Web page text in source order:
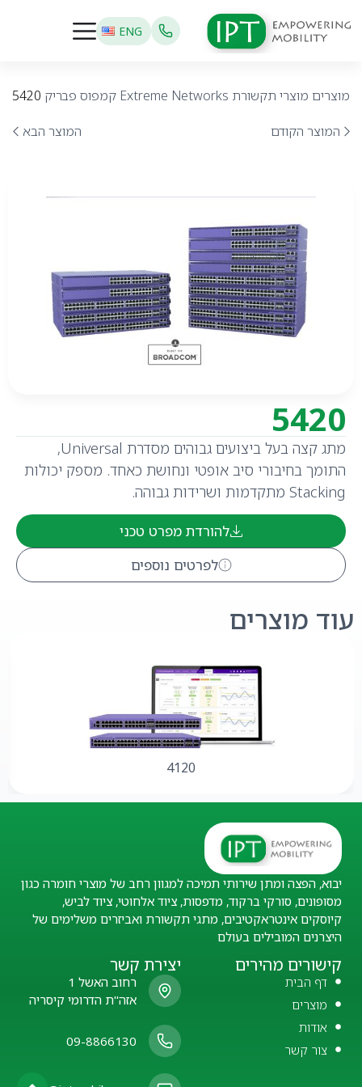
ENG
מוצרים מוצרי תקשורת Extreme Networks קמפוס פבריק 5420
המוצר הקודם
המוצר הבא
5420
מתג קצה בעל ביצועים גבוהים מסדרת Universal,
התומך בחיבורי סיב אופטי ונחושת כאחד. מספק יכולות
Stacking מתקדמות ושרידות גבוהה.
להורדת מפרט טכני
לפרטים נוספים
עוד מוצרים
4120
יבוא, הפצה ומתן שירותי תמיכה למגוון רחב של מוצרי חומרה כגון
מסופונים, סורקי ברקוד, מדפסות, ציוד אלחוטי, ציוד לביש,
קיוסקים אינטראקטיבים, מתגי תקשורת ואביזרים משלימים של
היצרנים המובילים בעולם
קישורים מהירים
דף הבית
מוצרים
אודות
צור קשר
יצירת קשר
רחוב האשל 1
אזה"ת הדרומי קיסריה
09-8866130